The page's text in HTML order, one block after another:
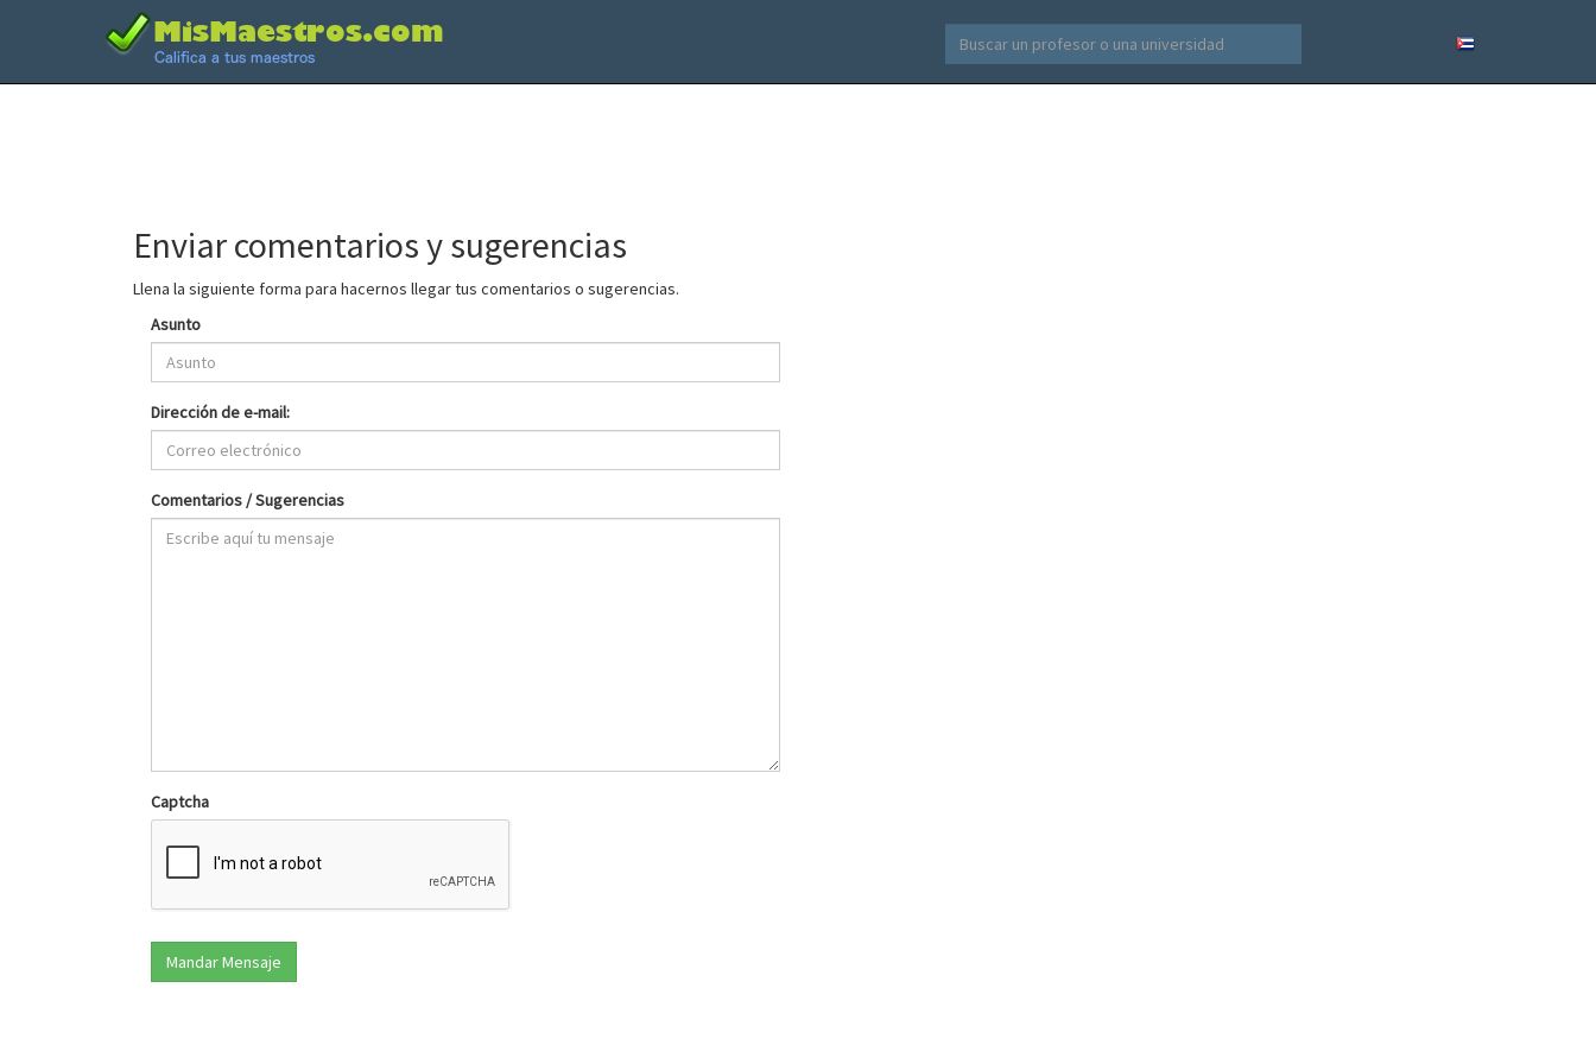
Enviar comentarios y sugerencias
Llena la siguiente forma para hacernos llegar tus comentarios o sugerencias.
Asunto
Dirección de e-mail:
Comentarios / Sugerencias
Captcha
Mandar Mensaje